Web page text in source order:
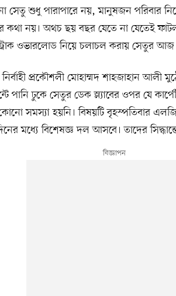
সেতু শুধু পারাপারে নয়, মানুষজন পরিবার
কথা নয়। অথচ ছয় বছর যেতে না যেতেই ফাটল
ট্রাক ওভারলোড নিয়ে চলাচল করায় সেতুর আজ
প্রকৌশলী মোহাম্মদ শাহজাহান
পানি ঢুকে সেতুর ডেক স্ল্যাবের ওপর যে
সমস্যা হয়নি। বিষয়টি বৃহস্পতিবার
মধ্যে বিশেষজ্ঞ দল আসবে। তাদের